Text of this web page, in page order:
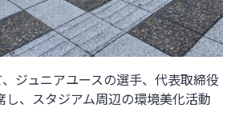
ジュニアユースの選手、代表取締役
し、スタジアム周辺の環境美化活動